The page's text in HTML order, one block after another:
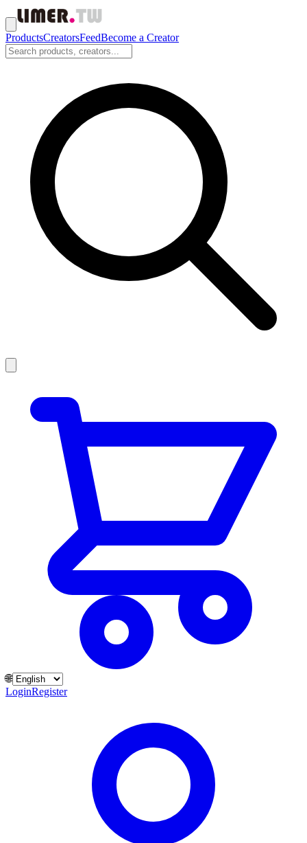
ProductsCreatorsFeedBecome a Creator
🌐
LoginRegister